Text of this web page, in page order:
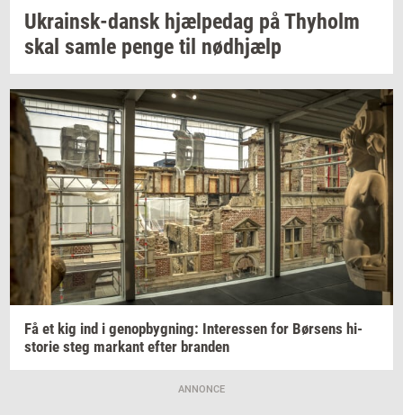
Ukrainsk-​dansk hjæl­pe­dag påThyholm
skal samle penge til nød­hjælp
Få et kig ind i genop­byg­ning: In­ter­es­sen for Bør­sens hi­
sto­rie steg mar­kant efter bran­den
ANNONCE